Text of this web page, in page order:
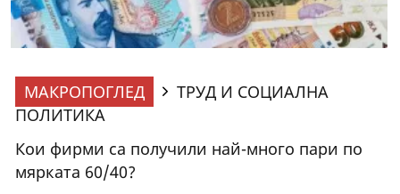
МАКРОПОГЛЕД
ТРУД И СОЦИАЛНА
ПОЛИТИКА
Кои фирми са получили най-много пари по
мярката 60/40?